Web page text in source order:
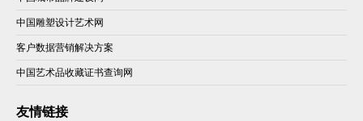
中国雕塑设计艺术网
客户数据营销解决方案
中国艺术品收藏证书查询网
友情链接